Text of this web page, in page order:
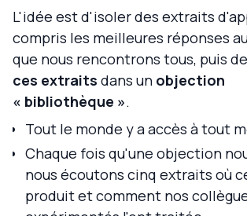
L'idée est d'isoler des extraits
compris les meilleures réponses
que nous rencontrons tous, puis de
ces extraits dans un objection
« bibliothèque ».
Tout le monde y a accès à tout
Chaque fois qu'une objection
nous écoutons cinq extraits où
produit et comment nos